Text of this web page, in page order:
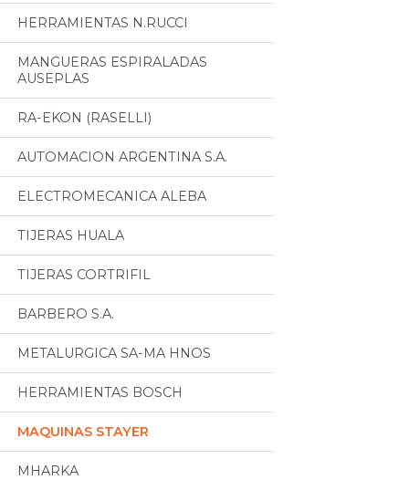
HERRAMIENTAS N.RUCCI
MANGUERAS ESPIRALADAS
AUSEPLAS
RA-EKON (RASELLI)
AUTOMACION ARGENTINA S.A.
ELECTROMECANICA ALEBA
TIJERAS HUALA
TIJERAS CORTRIFIL
BARBERO S.A.
METALURGICA SA-MA HNOS
HERRAMIENTAS BOSCH
MAQUINAS STAYER
MHARKA